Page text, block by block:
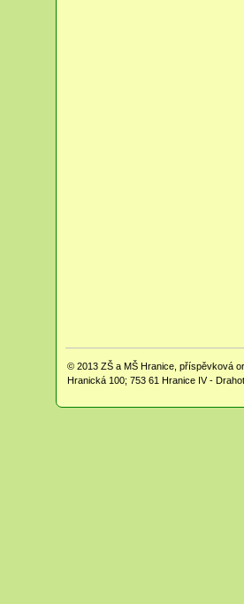
© 2013 ZŠ a MŠ Hranice, příspěvková
Hranická 100; 753 61 Hranice IV -